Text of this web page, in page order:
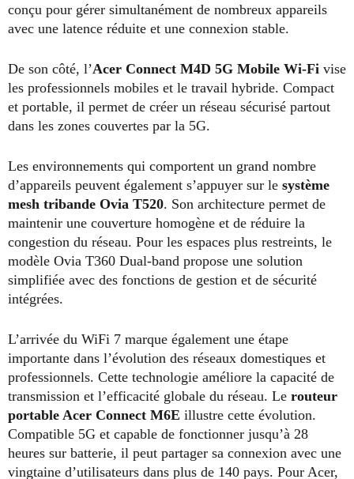
conçu pour gérer simultanément de nombreux appareils
avec une latence réduite et une connexion stable.
De son côté, l’Acer Connect M4D 5G Mobile Wi-Fi vise
les professionnels mobiles et le travail hybride. Compact
et portable, il permet de créer un réseau sécurisé partout
dans les zones couvertes par la 5G.
Les environnements qui comportent un grand nombre
d’appareils peuvent également s’appuyer sur le système
mesh tribande Ovia T520. Son architecture permet de
maintenir une couverture homogène et de réduire la
congestion du réseau. Pour les espaces plus restreints, le
modèle Ovia T360 Dual-band propose une solution
simplifiée avec des fonctions de gestion et de sécurité
intégrées.
L’arrivée du WiFi 7 marque également une étape
importante dans l’évolution des réseaux domestiques et
professionnels. Cette technologie améliore la capacité de
transmission et l’efficacité globale du réseau. Le routeur
portable Acer Connect M6E illustre cette évolution.
Compatible 5G et capable de fonctionner jusqu’à 28
heures sur batterie, il peut partager sa connexion avec une
vingtaine d’utilisateurs dans plus de 140 pays. Pour Acer,